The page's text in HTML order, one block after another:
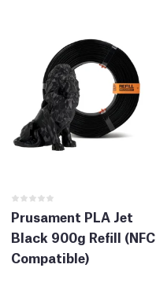
Prusament PLA Jet
Black 900g Refill (NFC
Compatible)